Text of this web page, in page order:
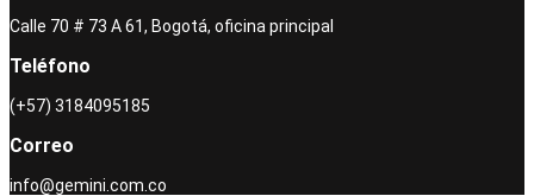
Calle 70 # 73 A 61, Bogotá, oficina principal
Teléfono
(+57) 3184095185
Correo
info@gemini.com.co